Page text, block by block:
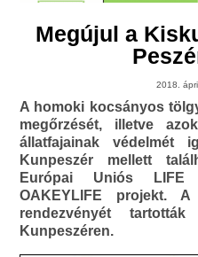
Megújul a
2018.
A homoki kocsányos
megőrzését, illetve
állatfajainak védelmét
Kunpeszér mellett
Európai Uniós LIFE
OAKEYLIFE projekt.
rendezvényét
Kunpeszéren.